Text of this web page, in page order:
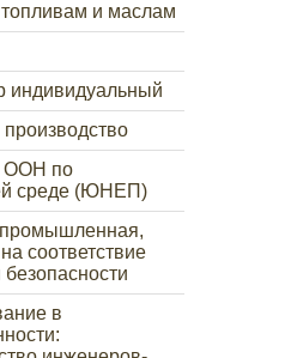
и маслам
индивидуальный
ООН по
среде (ЮНЕП)
соответствие
в